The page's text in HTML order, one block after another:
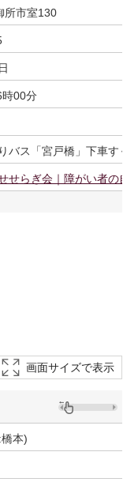
所市室130
00分
バス「宮戸橋」下車すぐ
せらぎ会｜障がい者の自
画面サイズで表示
本)